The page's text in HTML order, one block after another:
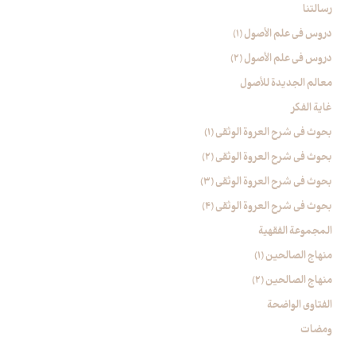
رسالتنا
دروس فی علم الأصول (1)
دروس فی علم الأصول (2)
معالم الجدیدة للأصول
غایة الفکر
بحوث في شرح العروة الوثقی (۱)
بحوث في شرح العروة الوثقی (2)
بحوث في شرح العروة الوثقی (۳)
بحوث في شرح العروة الوثقی (4)
المجموعة الفقهیة
منهاج الصالحین (1)
منهاج الصالحین (2)
الفتاوی الواضحة
ومضات